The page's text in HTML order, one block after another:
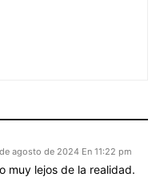
agosto de 2024 En 11:22 pm
muy lejos de la realidad.